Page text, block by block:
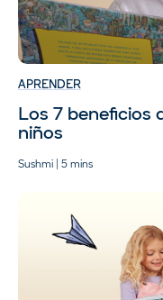
APRENDER
Los 7 beneficios
niños
Sushmi | 5 mins